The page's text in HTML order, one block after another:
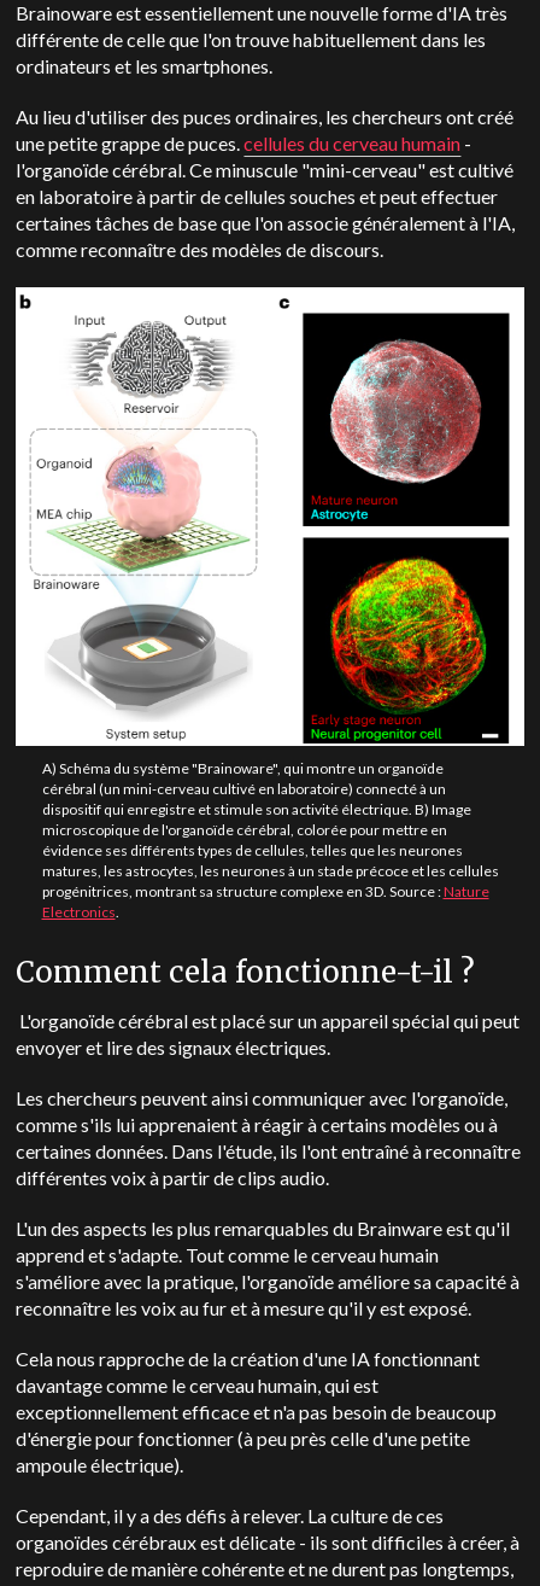
Brainoware est essentiellement une nouvelle forme d'IA très
différente de celle que l'on trouve habituellement dans les
ordinateurs et les smartphones.
Au lieu d'utiliser des puces ordinaires, les chercheurs ont créé
une petite grappe de puces.cellules du cerveau humain -
l'organoïde cérébral. Ce minuscule "mini-cerveau" est cultivé
en laboratoire à partir de cellules souches et peut effectuer
certaines tâches de base que l'on associe généralement à l'IA,
comme reconnaître des modèles de discours.
A) Schéma du système "Brainoware", qui montre un organoïde
cérébral (un mini-cerveau cultivé en laboratoire) connecté à un
dispositif qui enregistre et stimule son activité électrique. B) Image
microscopique de l'organoïde cérébral, colorée pour mettre en
évidence ses différents types de cellules, telles que les neurones
matures, les astrocytes, les neurones à un stade précoce et les cellules
progénitrices, montrant sa structure complexe en 3D. Source :Nature
Electronics.
Comment cela fonctionne-t-il ?
L'organoïde cérébral est placé sur un appareil spécial qui peut
envoyer et lire des signaux électriques.
Les chercheurs peuvent ainsi communiquer avec l'organoïde,
comme s'ils lui apprenaient à réagir à certains modèles ou à
certaines données. Dans l'étude, ils l'ont entraîné à reconnaître
différentes voix à partir de clips audio.
L'un des aspects les plus remarquables du Brainware est qu'il
apprend et s'adapte. Tout comme le cerveau humain
s'améliore avec la pratique, l'organoïde améliore sa capacité à
reconnaître les voix au fur et à mesure qu'il y est exposé.
Cela nous rapproche de la création d'une IA fonctionnant
davantage comme le cerveau humain, qui est
exceptionnellement efficace et n'a pas besoin de beaucoup
d'énergie pour fonctionner (à peu près celle d'une petite
ampoule électrique).
Cependant, il y a des défis à relever. La culture de ces
organoïdes cérébraux est délicate - ils sont difficiles à créer, à
reproduire de manière cohérente et ne durent pas longtemps,